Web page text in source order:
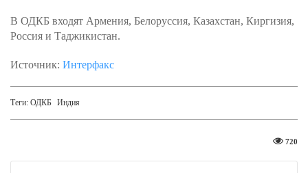
В ОДКБ входят Армения, Белоруссия, Казахстан, Киргизия,
Россия и Таджикистан.
Источник: Интерфакс
Теги: ОДКБ Индия
720